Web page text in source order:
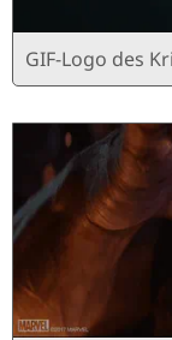
GIF-Logo des